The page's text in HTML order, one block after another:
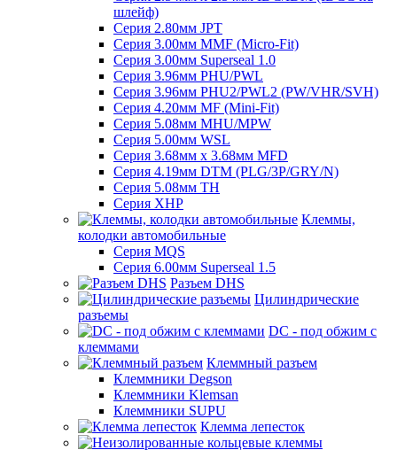
шлейф)
Серия 2.80мм JPT
Серия 3.00мм MMF (Micro-Fit)
Серия 3.00мм Superseal 1.0
Серия 3.96мм PHU/PWL
Серия 3.96мм PHU2/PWL2 (PW/VHR/SVH)
Серия 4.20мм MF (Mini-Fit)
Серия 5.08мм MHU/MPW
Серия 5.00мм WSL
Серия 3.68мм х 3.68мм MFD
Серия 4.19мм DTM (PLG/3P/GRY/N)
Серия 5.08мм TH
Серия XHP
Клеммы,
колодки автомобильные
Серия MQS
Серия 6.00мм Superseal 1.5
Разъем DHS
Цилиндрические
разъемы
DC - под обжим с
клеммами
Клеммный разъем
Клеммники Degson
Клеммники Klemsan
Клеммники SUPU
Клемма лепесток